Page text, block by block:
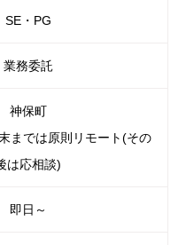
SE・PG
業務委託
神保町
までは原則リモート(その
は応相談)
即日～